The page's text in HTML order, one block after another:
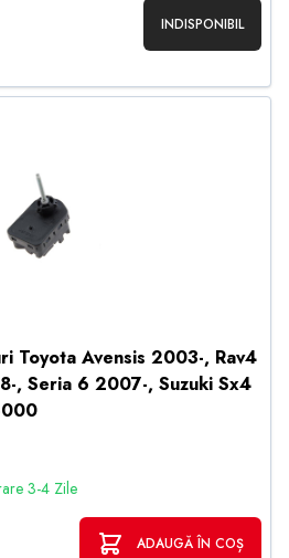
INDISPONIBIL
Toyota Avensis 2003-, Rav4
, Seria 6 2007-, Suzuki Sx4
000
3-4 Zile
ADAUGĂ ÎN COȘ